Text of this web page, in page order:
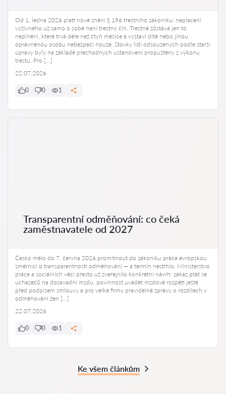
Od 1. ledna 2026 platí nové znění § 196 trestního zákoníku: neplacení
výživného už samo o sobě není trestný čin. Trestné zůstává jen to
neplnění, které trvá déle než čtyři měsíce a vystaví dítě nebo jinou
oprávněnou osobu nebezpečí nouze. Stovky lidí odsouzených podle starší
úpravy byly na základě přechodných ustanovení propuštěny z výkonu
trestu. Pro […]
22.07.2026
0 0 1
Transparentní odměňování: co čeká
zaměstnavatele od 2027
Česko mělo do 7. června 2026 promítnout do zákoníku práce evropskou
směrnici o transparentnosti odměňování — a termín nestihlo. Ministerstvo
práce a sociálních věcí přesto už zveřejnilo konkrétní návrh: zákaz ptát se
uchazečů na dosavadní mzdu, povinnost uvádět mzdové rozpětí ještě
před podpisem smlouvy a pro velké firmy pravidelné zprávy o rozdílech v
odměňování žen […]
22.07.2026
0 0 1
Ke všem článkům